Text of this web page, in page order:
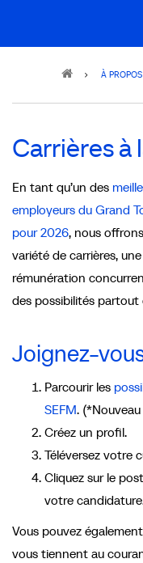
À
Carrières à
En tant qu’un des
employeurs du Grand
pour 2026, nous
variété de carrières, une
rémunération
des possibilités partout
Joignez-
Parcourir les
SEFM.
Créez un profil.
Téléversez votre
Cliquez sur le
votre
Vous pouvez
vous tiennent au